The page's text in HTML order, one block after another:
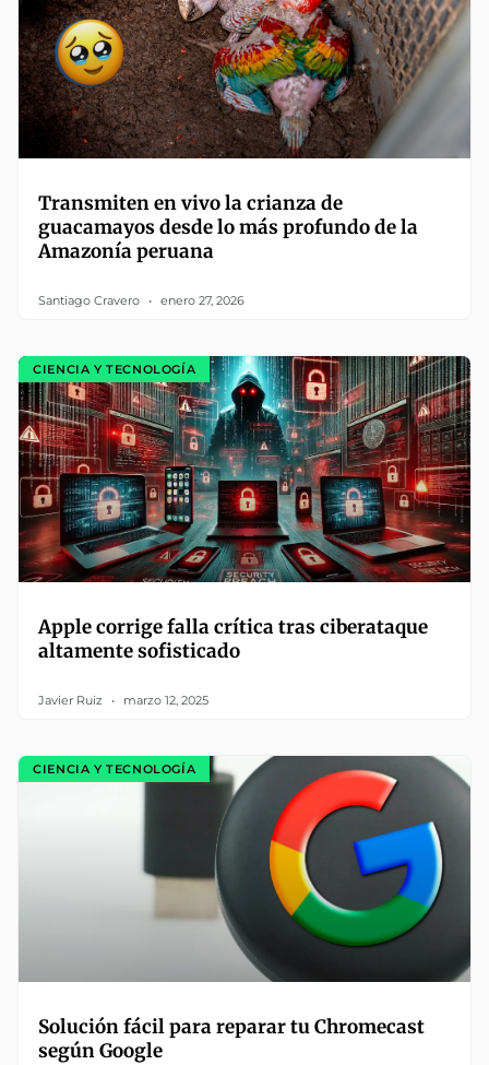
Transmiten en vivo la crianza de
guacamayos desde lo más profundo de la
Amazonía peruana
Santiago Cravero enero 27, 2026
CIENCIA Y TECNOLOGÍA
Apple corrige falla crítica tras ciberataque
altamente sofisticado
Javier Ruiz marzo 12, 2025
CIENCIA Y TECNOLOGÍA
Solución fácil para reparar tu Chromecast
según Google